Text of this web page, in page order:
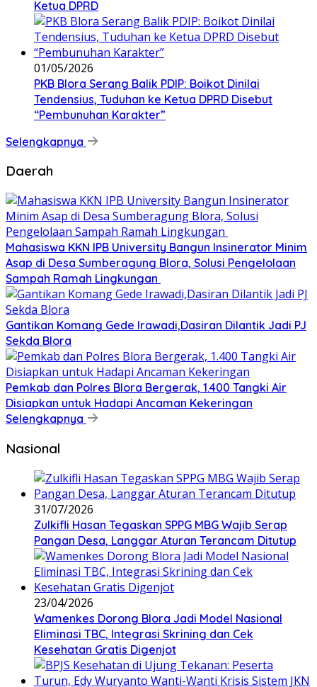
Ketua DPRD
01/05/2026
PKB Blora Serang Balik PDIP: Boikot Dinilai
Tendensius, Tuduhan ke Ketua DPRD Disebut
“Pembunuhan Karakter”
Selengkapnya
Daerah
Mahasiswa KKN IPB University Bangun Insinerator Minim
Asap di Desa Sumberagung Blora, Solusi Pengelolaan
Sampah Ramah Lingkungan ‎
Gantikan Komang Gede Irawadi,Dasiran Dilantik Jadi PJ
Sekda Blora
Pemkab dan Polres Blora Bergerak, 1.400 Tangki Air
Disiapkan untuk Hadapi Ancaman Kekeringan
Selengkapnya
Nasional
31/07/2026
Zulkifli Hasan Tegaskan SPPG MBG Wajib Serap
Pangan Desa, Langgar Aturan Terancam Ditutup
23/04/2026
Wamenkes Dorong Blora Jadi Model Nasional
Eliminasi TBC, Integrasi Skrining dan Cek
Kesehatan Gratis Digenjot